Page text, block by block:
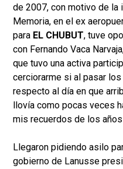
de 2007, con motivo de la
Memoria, en el ex
para EL CHUBUT, tuve
con Fernando Vaca
que tuvo una activa
cerciorarme si al pasar
respecto al día en que
llovía como pocas veces
mis recuerdos de los años
Llegaron pidiendo asilo
gobierno de Lanusse​